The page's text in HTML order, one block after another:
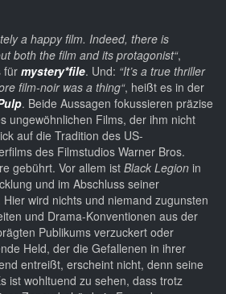
a happy film. Indeed, there is
both the film and its protagonist“,
für mystery*file. Und: “It’s a true thriller
film-noir was a thing“, heißt es in der
. Beide Aussagen fokussieren präzise
ungewöhnlichen Films, der ihm nicht
auf die Tradition des US-
des Filmstudios Warner Bros.
gebührt. Vor allem ist Black Legion in
und im Abschluss seiner
wird nichts und niemand zugunsten
und Drama-Konventionen aus der
Publikums verzuckert oder
Held, der die Gefallenen in ihrer
entreißt, erscheint nicht, denn seine
ist wohltuend zu sehen, dass trotz